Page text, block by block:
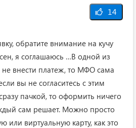
14
обратите внимание на кучу
я соглашаюсь …В одной из
не внести платеж, то МФО сама
вы не согласитесь с этим
пачкой, то оформить ничего
сам решает. Можно просто
или виртуальную карту, как это